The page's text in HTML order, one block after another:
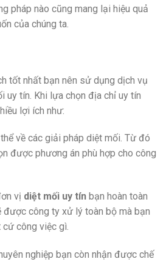
pháp nào cũng mang lại hiệu quả
của chúng ta.
tốt nhất bạn nên sử dụng dịch vụ
uy tín. Khi lựa chọn địa chỉ uy tín
lợi ích như:
về các giải pháp diệt mối. Từ đó
được phương án phù hợp cho công
vị diệt mối uy tín bạn hoàn toàn
được công ty xử lý toàn bộ mà bạn
cứ công việc gì.
nghiệp bạn còn nhận được chế